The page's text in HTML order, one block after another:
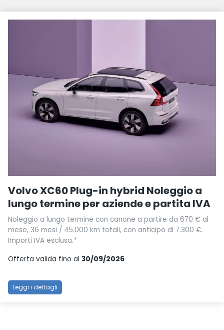
Volvo XC60 Plug-in hybrid Noleggio a
lungo termine per aziende e partita IVA
Noleggio a lungo termine con canone a partire da 670 € al
mese, 36 mesi / 45.000 km totali, con anticipo di 7.300 €.
Importi IVA esclusa.*
Offerta valida fino al 30/09/2026
Leggi i dettagli